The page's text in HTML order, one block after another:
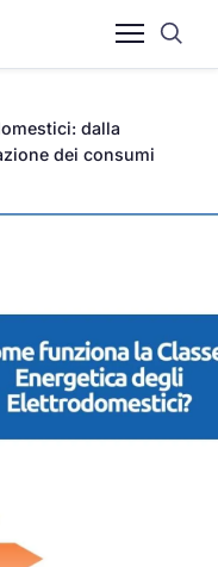
dalla
dei consumi